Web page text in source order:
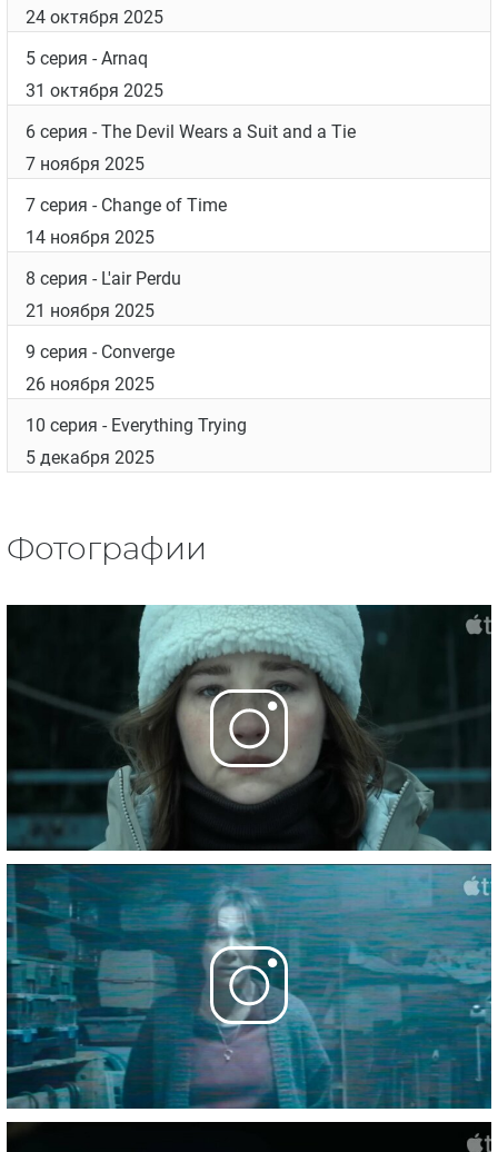
24 октября 2025
5 серия - Arnaq
31 октября 2025
6 серия - The Devil Wears a Suit and a Tie
7 ноября 2025
7 серия - Change of Time
14 ноября 2025
8 серия - L'air Perdu
21 ноября 2025
9 серия - Converge
26 ноября 2025
10 серия - Everything Trying
5 декабря 2025
Фотографии